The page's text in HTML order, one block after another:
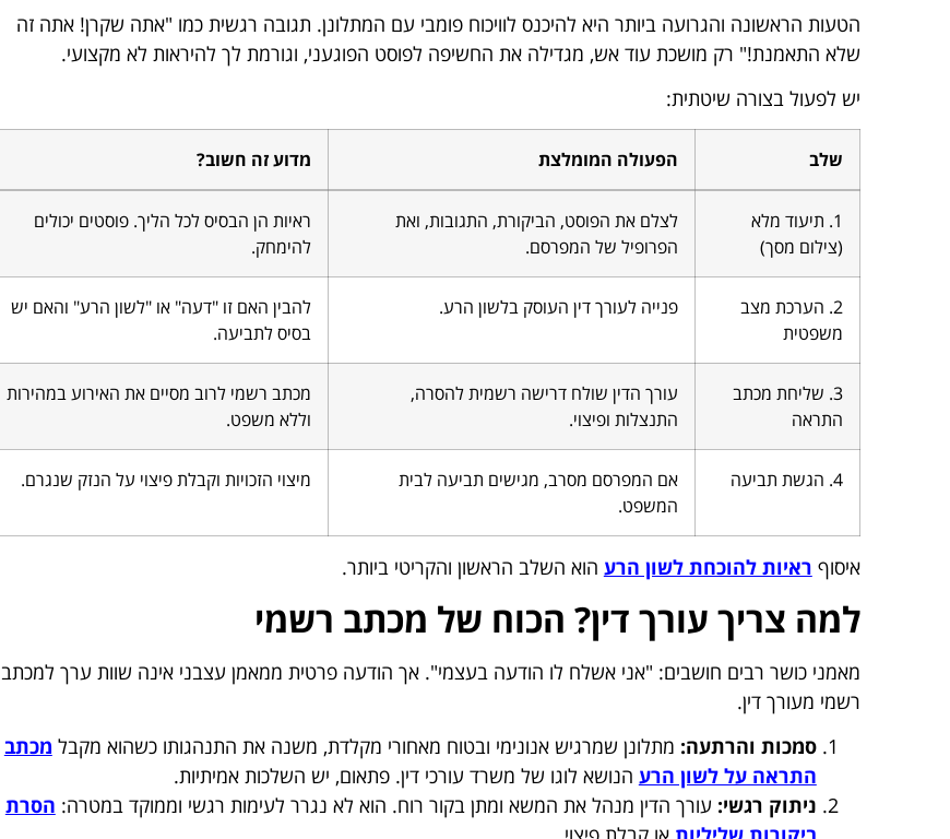
הטעות הראשונה והגרועה ביותר היא להיכנס לוויכוח פומבי עם המתלונן. תגובה רגשית כמו "אתה שקרן! אתה זה
שלא התאמנת!" רק מושכת עוד אש, מגדילה את החשיפה לפוסט הפוגעני, וגורמת לך להיראות לא מקצועי.
יש לפעול בצורה שיטתית:
שלב הפעולה המומלצת מדוע זה חשוב?
1. תיעוד מלא
(צילום מסך)
לצלם את הפוסט, הביקורת, התגובות, ואת
הפרופיל של המפרסם.
ראיות הן הבסיס לכל הליך. פוסטים יכולים
להימחק.
2. הערכת מצב
משפטית
פנייה לעורך דין העוסק בלשון הרע.
להבין האם זו "דעה" או "לשון הרע" והאם יש
בסיס לתביעה.
3. שליחת מכתב
התראה
עורך הדין שולח דרישה רשמית להסרה,
התנצלות ופיצוי.
מכתב רשמי לרוב מסיים את האירוע במהירות
וללא משפט.
4. הגשת תביעה
אם המפרסם מסרב, מגישים תביעה לבית
המשפט.
מיצוי הזכויות וקבלת פיצוי על הנזק שנגרם.
איסוף ראיות להוכחת לשון הרע הוא השלב הראשון והקריטי ביותר.
למה צריך עורך דין? הכוח של מכתב רשמי
מאמני כושר רבים חושבים: "אני אשלח לו הודעה בעצמי". אך הודעה פרטית ממאמן עצבני אינה שוות ערך למכתב
רשמי מעורך דין.
סמכות והרתעה: מתלונן שמרגיש אנונימי ובטוח מאחורי מקלדת, משנה את התנהגותו כשהוא מקבל מכתב
התראה על לשון הרע הנושא לוגו של משרד עורכי דין. פתאום, יש השלכות אמיתיות.
ניתוק רגשי: עורך הדין מנהל את המשא ומתן בקור רוח. הוא לא נגרר לעימות רגשי וממוקד במטרה: הסרת